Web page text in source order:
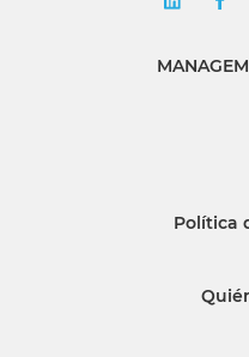
Política